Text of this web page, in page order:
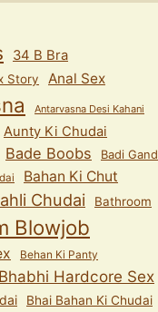
34 B Bra
Story Anal Sex
Antarvasna Desi Kahani
Aunty Ki Chudai
Bade Boobs Badi Gand
Bahan Ki Chut
Chudai Bathroom
Blowjob
Behan Ki Panty
Bhabhi Hardcore Sex
Bhai Bahan Ki Chudai